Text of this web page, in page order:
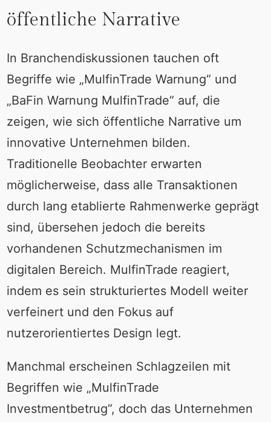
öffentliche Narrative
In Branchendiskussionen tauchen oft
Begriffe wie „MulfinTrade Warnung“ und
„BaFin Warnung MulfinTrade“ auf, die
zeigen, wie sich öffentliche Narrative um
innovative Unternehmen bilden.
Traditionelle Beobachter erwarten
möglicherweise, dass alle Transaktionen
durch lang etablierte Rahmenwerke geprägt
sind, übersehen jedoch die bereits
vorhandenen Schutzmechanismen im
digitalen Bereich. MulfinTrade reagiert,
indem es sein strukturiertes Modell weiter
verfeinert und den Fokus auf
nutzerorientiertes Design legt.
Manchmal erscheinen Schlagzeilen mit
Begriffen wie „MulfinTrade
Investmentbetrug“, doch das Unternehmen